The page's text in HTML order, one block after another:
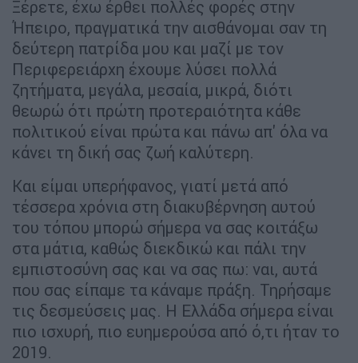
Ξέρετε, έχω έρθει πολλές φορές στην
Ήπειρο, πραγματικά την αισθάνομαι σαν τη
δεύτερη πατρίδα μου και μαζί με τον
Περιφερειάρχη έχουμε λύσει πολλά
ζητήματα, μεγάλα, μεσαία, μικρά, διότι
θεωρώ ότι πρώτη προτεραιότητα κάθε
πολιτικού είναι πρώτα και πάνω απ' όλα να
κάνει τη δική σας ζωή καλύτερη.
Και είμαι υπερήφανος, γιατί μετά από
τέσσερα χρόνια στη διακυβέρνηση αυτού
του τόπου μπορώ σήμερα να σας κοιτάξω
στα μάτια, καθώς διεκδικώ και πάλι την
εμπιστοσύνη σας και να σας πω: ναι, αυτά
που σας είπαμε τα κάναμε πράξη. Τηρήσαμε
τις δεσμεύσεις μας. H Ελλάδα σήμερα είναι
πιο ισχυρή, πιο ευημερούσα από ό,τι ήταν το
2019.